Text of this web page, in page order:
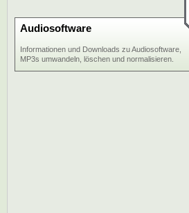
Audiosoftware
Informationen und Downloads zu Audiosoftware,
MP3s umwandeln, löschen und normalisieren.